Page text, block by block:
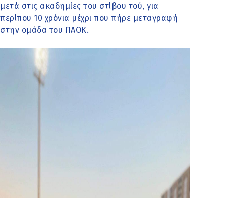
μετά στις ακαδημίες του στίβου τού, για
περίπου 10 χρόνια μέχρι που πήρε μεταγραφή
στην ομάδα του ΠΑΟΚ.